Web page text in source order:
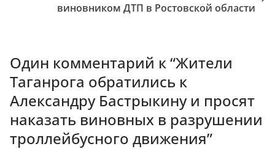
виновником ДТП в Ростовской области
Один комментарий к “Жители
Таганрога обратились к
Александру Бастрыкину и просят
наказать виновных в разрушении
троллейбусного движения”